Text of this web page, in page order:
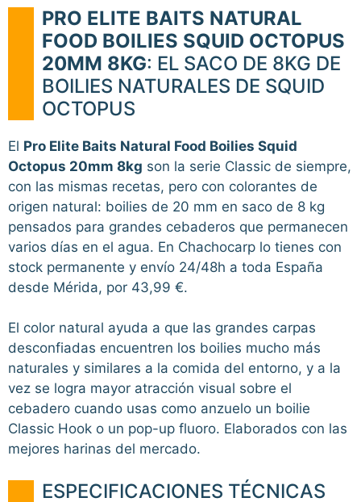
PRO ELITE BAITS NATURAL
FOOD BOILIES SQUID OCTOPUS
20MM 8KG: EL SACO DE 8KG DE
BOILIES NATURALES DE SQUID
OCTOPUS
El Pro Elite Baits Natural Food Boilies Squid
Octopus 20mm 8kg son la serie Classic de siempre,
con las mismas recetas, pero con colorantes de
origen natural: boilies de 20 mm en saco de 8 kg
pensados para grandes cebaderos que permanecen
varios días en el agua. En Chachocarp lo tienes con
stock permanente y envío 24/48h a toda España
desde Mérida, por 43,99 €.
El color natural ayuda a que las grandes carpas
desconfiadas encuentren los boilies mucho más
naturales y similares a la comida del entorno, y a la
vez se logra mayor atracción visual sobre el
cebadero cuando usas como anzuelo un boilie
Classic Hook o un pop-up fluoro. Elaborados con las
mejores harinas del mercado.
ESPECIFICACIONES TÉCNICAS